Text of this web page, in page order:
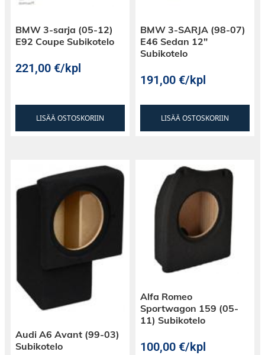
BMW 3-sarja (05-12)
E92 Coupe Subikotelo
221,00€/kpl
LISÄÄ OSTOSKORIIN
BMW 3-SARJA (98-07)
E46 Sedan 12″
Subikotelo
191,00€/kpl
LISÄÄ OSTOSKORIIN
Audi A6 Avant (99-03)
Subikotelo
Alfa Romeo
Sportwagon 159 (05-
11) Subikotelo
100,00€/kpl